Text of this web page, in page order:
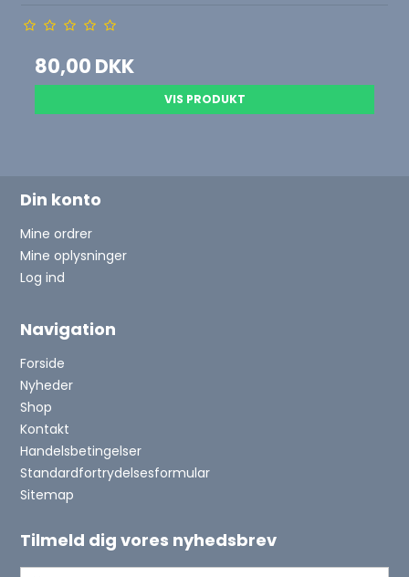
80,00 DKK
VIS PRODUKT
Din konto
Mine ordrer
Mine oplysninger
Log ind
Navigation
Forside
Nyheder
Shop
Kontakt
Handelsbetingelser
Standardfortrydelsesformular
Sitemap
Tilmeld dig vores nyhedsbrev